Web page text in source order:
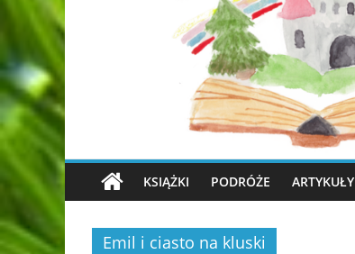
KSIĄŻKI PODRÓŻE ARTYKUŁY
Emil i ciasto na kluski